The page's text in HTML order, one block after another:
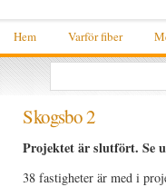
Hem Varför fiber
Skogsbo 2
Projektet är slutfört. Se
38 fastigheter är med i